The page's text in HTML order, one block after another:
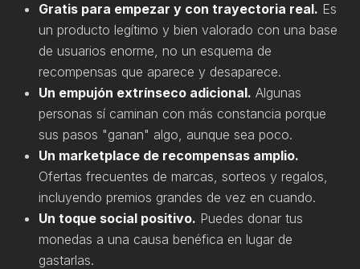
Gratis para empezar y con trayectoria real. Es
un producto legítimo y bien valorado con una base
de usuarios enorme, no un esquema de
recompensas que aparece y desaparece.
Un empujón extrínseco adicional. Algunas
personas sí caminan con más constancia porque
sus pasos "ganan" algo, aunque sea poco.
Un marketplace de recompensas amplio.
Ofertas frecuentes de marcas, sorteos y regalos,
incluyendo premios grandes de vez en cuando.
Un toque social positivo. Puedes donar tus
monedas a una causa benéfica en lugar de
gastarlas.